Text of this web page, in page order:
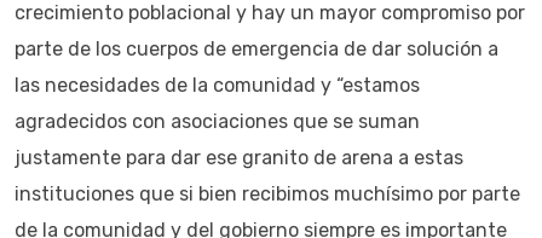
crecimiento poblacional y hay un mayor compromiso por
parte de los cuerpos de emergencia de dar solución a
las necesidades de la comunidad y “estamos
agradecidos con asociaciones que se suman
justamente para dar ese granito de arena a estas
instituciones que si bien recibimos muchísimo por parte
de la comunidad y del gobierno siempre es importante